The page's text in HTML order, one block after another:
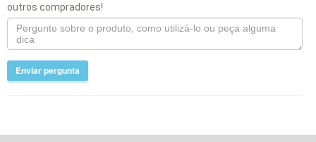
outros compradores!
Enviar pergunta